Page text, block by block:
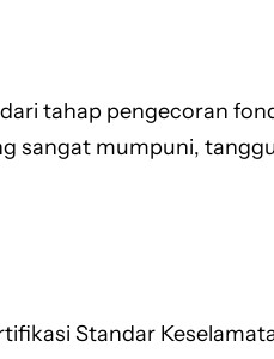
tahap pengecoran
sangat mumpuni,
Standar